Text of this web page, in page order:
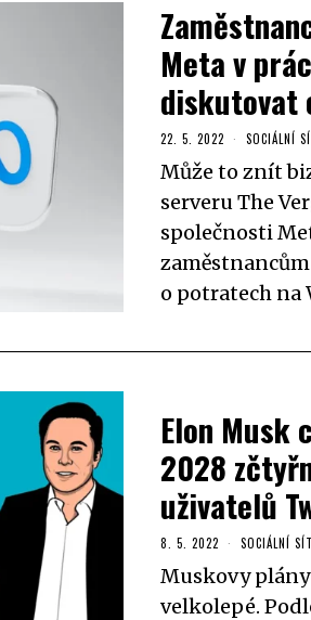
Meta v
diskutovat
22. 5. 2022 SOCIÁLNÍ
Může to znít
serveru The
společnosti
o potratech na
Elon Musk
2028
uživatelů
8. 5. 2022 SOCIÁLNÍ
Muskovy
velkolepé.